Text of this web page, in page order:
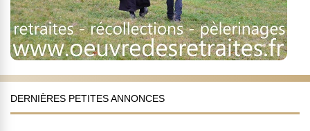
DERNIÈRES PETITES ANNONCES